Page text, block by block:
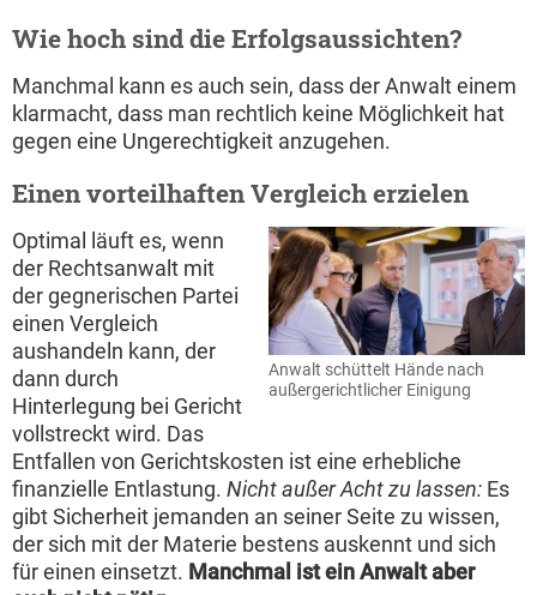
Wie hoch sind die Erfolgsaussichten?
Manchmal kann es auch sein, dass der Anwalt einem
klarmacht, dass man rechtlich keine Möglichkeit hat
gegen eine Ungerechtigkeit anzugehen.
Einen vorteilhaften Vergleich erzielen
Anwalt schüttelt Hände nach
außergerichtlicher Einigung
Optimal läuft es, wenn
der Rechtsanwalt mit
der gegnerischen Partei
einen Vergleich
aushandeln kann, der
dann durch
Hinterlegung bei Gericht
vollstreckt wird. Das
Entfallen von Gerichtskosten ist eine erhebliche
finanzielle Entlastung. Nicht außer Acht zu lassen: Es
gibt Sicherheit jemanden an seiner Seite zu wissen,
der sich mit der Materie bestens auskennt und sich
für einen einsetzt. Manchmal ist ein Anwalt aber